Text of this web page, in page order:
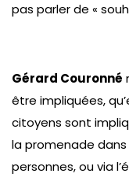
pas parler de «
Gérard Couronné
être impliquées,
citoyens sont
la promenade
personnes, ou via